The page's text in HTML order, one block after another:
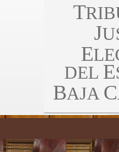
T
J
E
DEL E
BAJA C